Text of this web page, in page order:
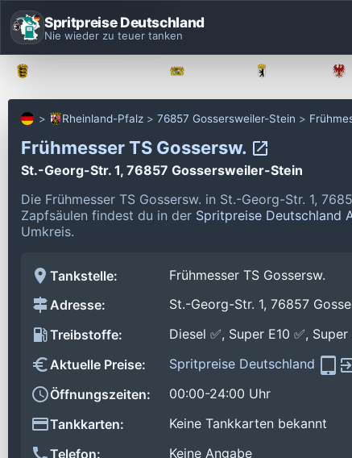
Spritpreise Deutschland
Nie wieder zu teuer tanken
Rheinland-Pfalz 76857 Gossersweiler-Stein
Frühmesser TS Gossersw.
St.-Georg-Str. 1, 76857 Gossersweiler-Stein
Die Frühmesser TS Gossersw. in St.-Georg-Str. 1,
Zapfsäulen findest du in der Spritpreise Deutschland
Umkreis.
Tankstelle:
Frühmesser TS Gossersw.
Adresse:
St.-Georg-Str. 1, 76857
Treibstoffe:
Diesel ✅, Super E10 ✅, Super
Aktuelle Preise:
Spritpreise Deutschland
Öffnungszeiten:
00:00-24:00 Uhr
Tankkarten:
Keine Tankkarten bekannt
Telefon:
Keine Angabe